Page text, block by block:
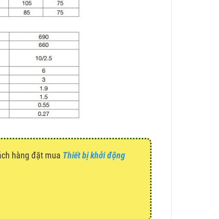
hàng đặt mua Thiết bị khởi động